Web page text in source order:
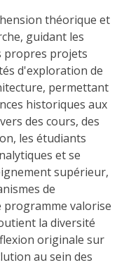
théorique et
guidant les
propres projets
d'exploration de
permettant
historiques aux
des cours, des
les étudiants
et se
supérieur,
de
valorise
la diversité
originale sur
au sein des